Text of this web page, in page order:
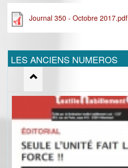
Journal 350 - Octobre 2017.pdf
LES ANCIENS NUMEROS